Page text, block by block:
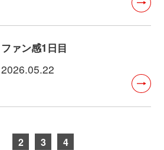
ファン感1日目
2026.05.22
2 3 4